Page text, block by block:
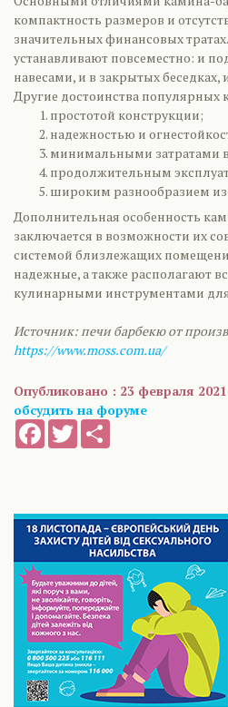
компактность размеров и
значительных финансовых
устанавливают повсеместно: и
навесами, и в закрытых
Другие достоинства популярных
простотой конструкции;
надежностью и
минимальными затратами
продолжительным
широким разнообразием
Дополнительная особенность
заключается в возможности их
системой близлежащих
надежные, а также располагают
кулинарными инструментами
Источник: печи барбекю от
https://www.moss.com.ua/
Опубликовано : 23 февраля
обсудить на форуме
FacebookTwitter